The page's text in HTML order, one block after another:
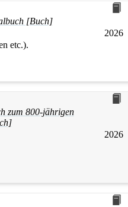
[Buch]
2026
etc.).
zum 800-jährigen
2026